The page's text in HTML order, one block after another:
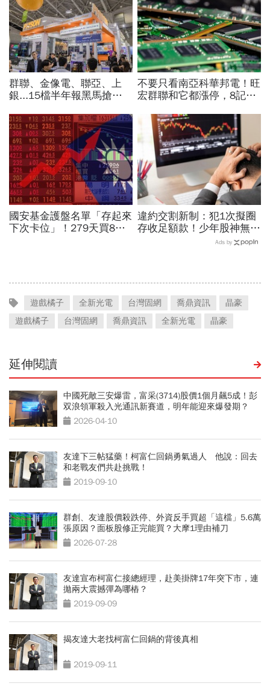
群聯、金像電、聯亞、上
銀...15檔半年報黑馬搶先
標...真能複製鈺創、晶豪科
噴一波？
不要只看南亞科華邦電！旺
宏群聯和它都漲停，8記憶
說時間就在今天，牛肉大塊
嗎
國安基金護盤名單「存起來
下次卡位」！279天買8檔
違約交割新制：犯1次擬圈
存收足額款！少年股神無本
當沖翻車、前7月飆百億…
Ads by
遊戲橘子 全新光電 台灣固網 喬鼎資訊
晶豪
遊戲橘子
台灣固網 喬鼎資訊 全新光電 晶豪
延伸閱讀
中國死敵三安爆雷，富采(3714)股價1個月飆5成！彭
双浪領軍殺入光通訊新賽道，明年能迎來爆發期？
2026-04-10
友達下三帖猛藥！柯富仁回鍋勇氣過人 他說：回去
和老戰友們共赴挑戰！
2019-09-10
群創、友達股價殺跌停、外資反手買超「這檔」5.6萬
張原因？面板股修正完能買？大摩1理由補刀
2026-07-28
友達宣布柯富仁接總經理，赴美掛牌17年突下市，連
拋兩大震撼彈為哪樁？
2019-09-09
揭友達大老找柯富仁回鍋的背後真相
2019-09-11